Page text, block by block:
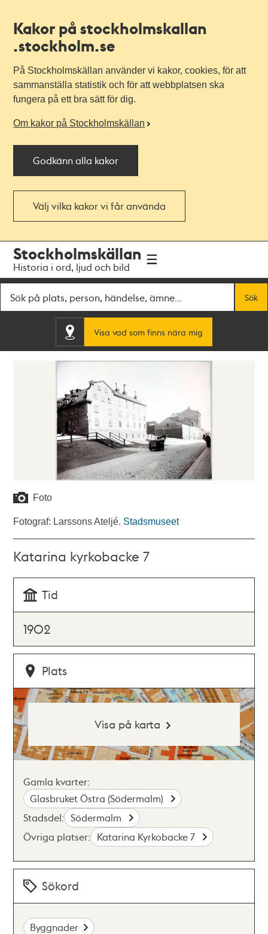
Kakor på stockholmskallan
.stockholm.se
På Stockholmskällan använder vi kakor, cookies, för att
sammanställa statistik och för att webbplatsen ska
fungera på ett bra sätt för dig.
Om kakor på Stockholmskällan
Godkänn alla kakor
Välj vilka kakor vi får använda
navigationen
huvudinnehållet
Stockholmskällan
Historia i ord, ljud och bild
Sök
Visa vad som finns nära mig
Foto
Fotograf: Larssons Ateljé. Stadsmuseet
Katarina kyrkobacke 7
Tid
1902
Plats
Visa på karta
Gamla kvarter:
Glasbruket Östra (Södermalm)
Stadsdel: Södermalm
Övriga platser: Katarina Kyrkobacke 7
Sökord
Byggnader